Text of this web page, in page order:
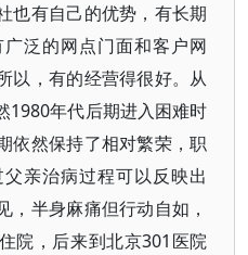
也有自己的优势，有长期
泛的网点门面和客户网
以，有的经营得很好。从
1980年代后期进入困难时
依然保持了相对繁荣，职
亲治病过程可以反映出
，半身麻痛但行动自如，
院，后来到北京301医院